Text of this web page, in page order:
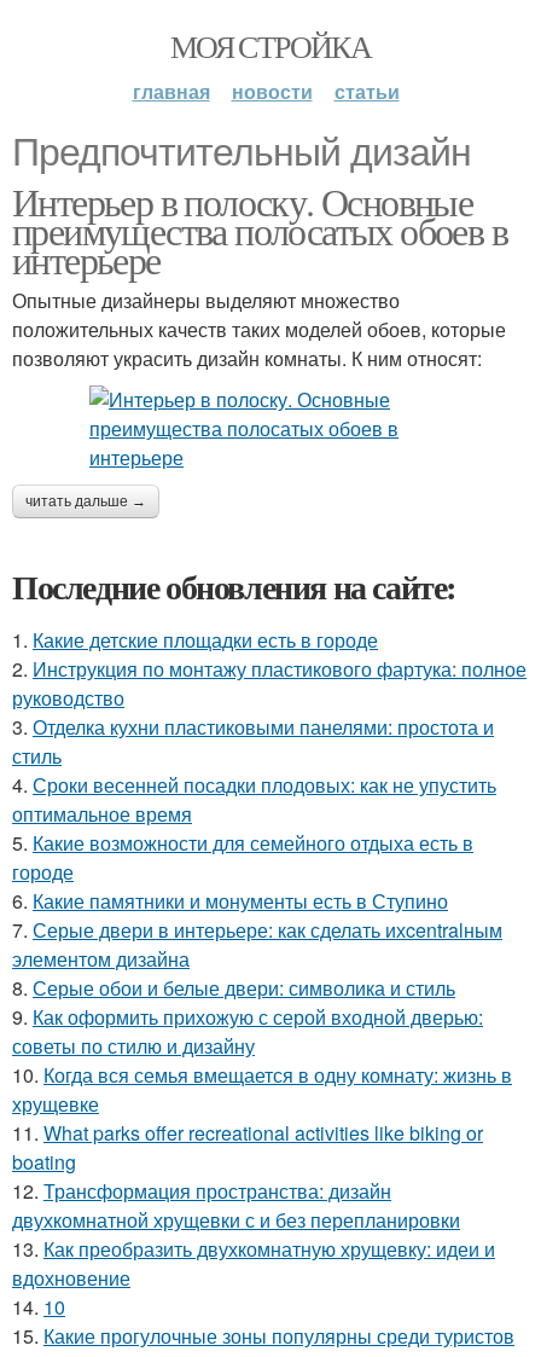
МОЯ СТРОЙКА
главная новости статьи
Предпочтительный дизайн
Интерьер в полоску. Основные
преимущества полосатых обоев в
интерьере
Опытные дизайнеры выделяют множество
положительных качеств таких моделей обоев, которые
позволяют украсить дизайн комнаты. К ним относят:
читать дальше →
Последние обновления на сайте:
1. Какие детские площадки есть в городе
2. Инструкция по монтажу пластикового фартука: полное
руководство
3. Отделка кухни пластиковыми панелями: простота и
стиль
4. Сроки весенней посадки плодовых: как не упустить
оптимальное время
5. Какие возможности для семейного отдыха есть в
городе
6. Какие памятники и монументы есть в Ступино
7. Серые двери в интерьере: как сделать ихcentralным
элементом дизайна
8. Серые обои и белые двери: символика и стиль
9. Как оформить прихожую с серой входной дверью:
советы по стилю и дизайну
10. Когда вся семья вмещается в одну комнату: жизнь в
хрущевке
11. What parks offer recreational activities like biking or
boating
12. Трансформация пространства: дизайн
двухкомнатной хрущевки с и без перепланировки
13. Как преобразить двухкомнатную хрущевку: идеи и
вдохновение
14. 10
15. Какие прогулочные зоны популярны среди туристов